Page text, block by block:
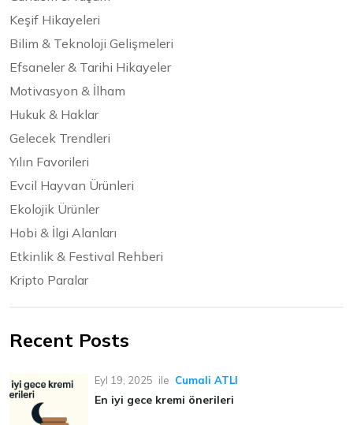
Keşif Hikayeleri
Bilim & Teknoloji Gelişmeleri
Efsaneler & Tarihi Hikayeler
Motivasyon & İlham
Hukuk & Haklar
Gelecek Trendleri
Yılın Favorileri
Evcil Hayvan Ürünleri
Ekolojik Ürünler
Hobi & İlgi Alanları
Etkinlik & Festival Rehberi
Kripto Paralar
Recent Posts
Eyl 19, 2025 ile Cumali ATLI
En iyi gece kremi önerileri